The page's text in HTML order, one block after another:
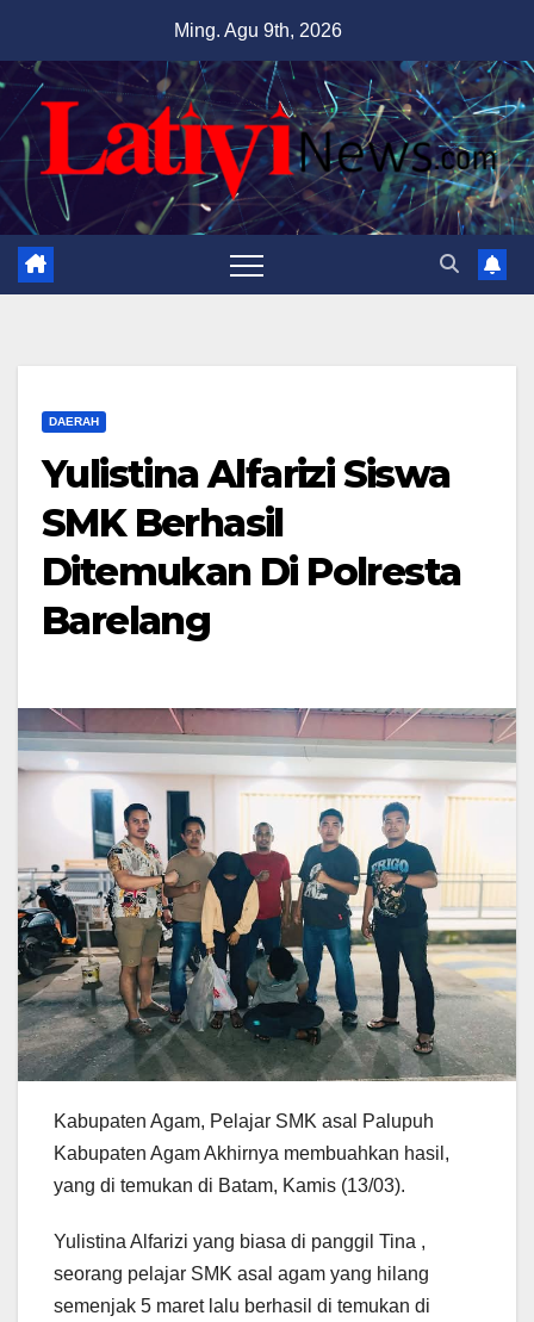
content
Ming. Agu 9th, 2026
DAERAH
Yulistina Alfarizi Siswa
SMK Berhasil
Ditemukan Di Polresta
Barelang
Kabupaten Agam, Pelajar SMK asal Palupuh
Kabupaten Agam Akhirnya membuahkan hasil,
yang di temukan di Batam, Kamis (13/03).
Yulistina Alfarizi yang biasa di panggil Tina ,
seorang pelajar SMK asal agam yang hilang
semenjak 5 maret lalu berhasil di temukan di